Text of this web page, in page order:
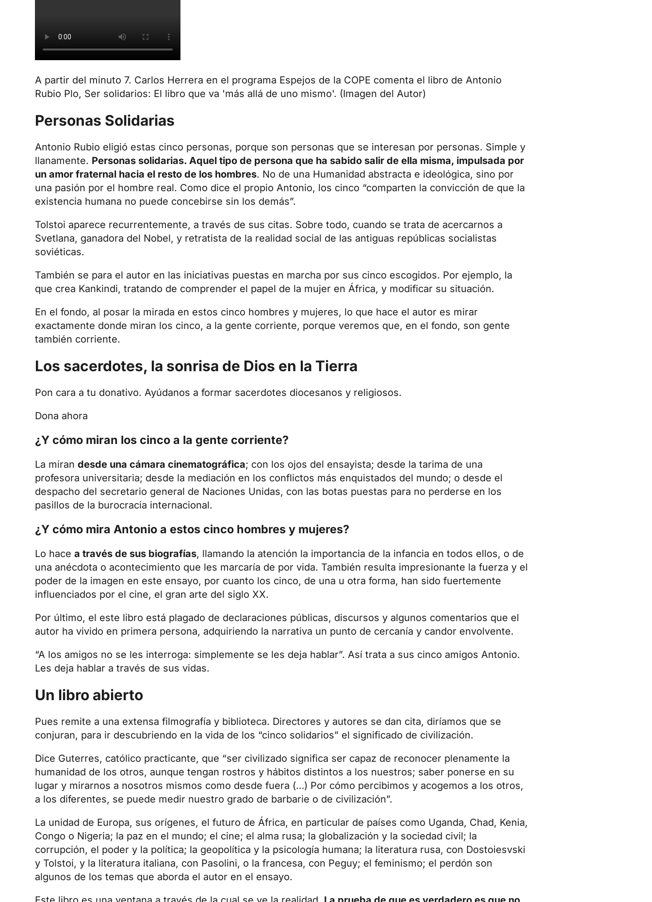
A partir del minuto 7. Carlos Herrera en el programa Espejos de la COPE comenta el libro de Antonio
Rubio Plo, Ser solidarios: El libro que va 'más allá de uno mismo'. (Imagen del Autor)
Personas Solidarias
Antonio Rubio ​eligió estas cinco personas, porque son personas que se interesan por personas. Simple y
llanamente. Personas solidarias. Aquel tipo de persona que ha sabido salir de ella misma, impulsada por
un amor fraternal hacia el resto de los hombres. No de una Humanidad abstracta e ideológica, sino por
una pasión por el hombre real. Como dice el propio Antonio, los cinco “comparten la convicción de que la
existencia humana no puede concebirse sin los demás”.
Tolstoi aparece recurrentemente, a través de sus citas. Sobre todo, cuando se trata de acercarnos a
Svetlana, ganadora del Nobel, y retratista de la realidad social de las antiguas repúblicas socialistas
soviéticas.
También se para el autor en las iniciativas puestas en marcha por sus cinco escogidos. Por ejemplo, la
que crea Kankindi, tratando de comprender el papel de la mujer en África, y modificar su situación.
En el fondo, al posar la mirada en estos cinco hombres y mujeres, lo que hace el autor es mirar
exactamente donde miran los cinco, a la gente corriente, porque veremos que, en el fondo, son gente
también corriente.
Los sacerdotes, la sonrisa de Dios en la Tierra
Pon cara a tu donativo. Ayúdanos a formar sacerdotes diocesanos y religiosos.
Dona ahora
¿Y cómo miran los cinco a la gente corriente?
La miran desde una cámara cinematográfica; con los ojos del ensayista; desde la tarima de una
profesora universitaria; desde la mediación en los conflictos más enquistados del mundo; o desde el
despacho del secretario general de Naciones Unidas, con las botas puestas para no perderse en los
pasillos de la burocracia internacional.
¿Y cómo mira Antonio a estos cinco hombres y mujeres?
Lo hace a través de sus biografías, llamando la atención la importancia de la infancia en todos ellos, o de
una anécdota o acontecimiento que les marcaría de por vida. También resulta impresionante la fuerza y el
poder de la imagen en este ensayo, por cuanto los cinco, de una u otra forma, han sido fuertemente
influenciados por el cine, el gran arte del siglo XX.
Por último, el este libro está plagado de declaraciones públicas, discursos y algunos comentarios que el
autor ha vivido en primera persona, adquiriendo la narrativa un punto de cercanía y candor envolvente.
“A los amigos no se les interroga: simplemente se les deja hablar”. Así trata a sus cinco amigos Antonio.
Les deja hablar a través de sus vidas.
Un libro abierto
Pues remite a una extensa filmografía y biblioteca. Directores y autores se dan cita, diríamos que se
conjuran, para ir descubriendo en la vida de los “cinco solidarios” el significado de civilización.
Dice Guterres, católico practicante, que “ser civilizado significa ser capaz de reconocer plenamente la
humanidad de los otros, aunque tengan rostros y hábitos distintos a los nuestros; saber ponerse en su
lugar y mirarnos a nosotros mismos como desde fuera (…) Por cómo percibimos y acogemos a los otros,
a los diferentes, se puede medir nuestro grado de barbarie o de civilización”.
La unidad de Europa, sus orígenes, el futuro de África, en particular de países como Uganda, Chad, Kenia,
Congo o Nigeria; la paz en el mundo; el cine; el alma rusa; la globalización y la sociedad civil; la
corrupción, el poder y la política; la geopolítica y la psicología humana; la literatura rusa, con Dostoiesvski
y Tolstoi, y la literatura italiana, con Pasolini, o la francesa, con Peguy; el feminismo; el perdón son
algunos de los temas que aborda el autor en el ensayo.